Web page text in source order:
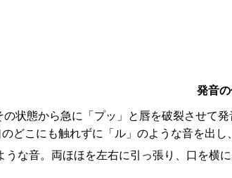
発音
の状態から急に「プッ」と唇を破裂させて
どこにも触れずに「ル」のような音を出し
うな音。両ほほを左右に引っ張り、口を横